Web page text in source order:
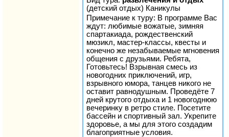
(детский отдых) Каникулы
Примечание к туру: В программе Вас
ждут: любимые вожатые, зимняя
спартакиада, рождественский
мюзикл, мастер-классы, квесты и
конечно же незабываемые мгновения
общения с друзьями. Ребята,
Готовьтесь! Взрывная смесь из
новогодних приключений, игр,
взрывного юмора, танцев никого не
оставит равнодушным. Проведёте 7
дней крутого отдыха и 1 новогоднюю
вечеринку в ретро стиле. Посетите
бассейн и спортивный зал. Укрепите
здоровье, а мы для этого создадим
благоприятные условия.